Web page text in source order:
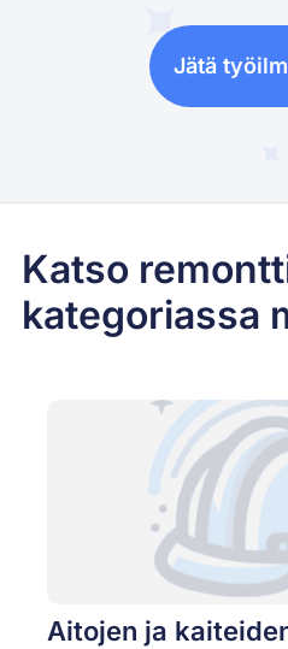
Jätä
Katso
kategoriassa
Aitojen ja